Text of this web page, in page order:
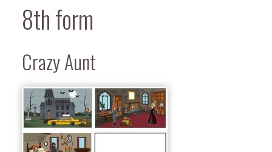
8th form
Crazy Aunt